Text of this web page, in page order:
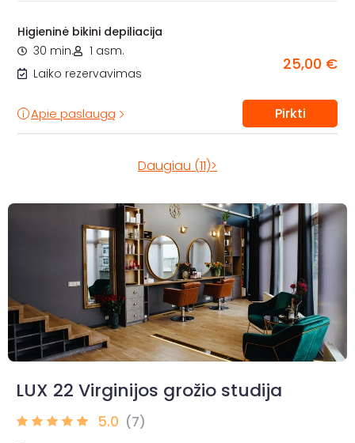
Higieninė bikini depiliacija
30 min.
1 asm.
Laiko rezervavimas
25,00 €
Apie paslaugą Pirkti
Daugiau (11)>
LUX 22 Virginijos grožio studija
5.0 (7)